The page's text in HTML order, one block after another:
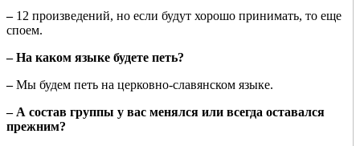
– 12 произведений, но если будут хорошо принимать, то еще
споем.
– На каком языке будете петь?
–Мы будем петь на церковно-славянском языке.
– А состав группы у вас менялся или всегда оставался
прежним?